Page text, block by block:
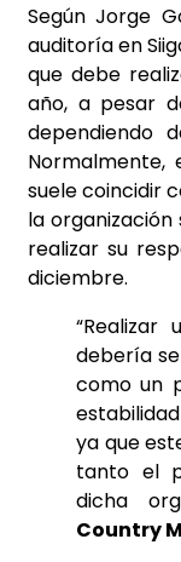
Según Jorge
auditoría en
que debe
año, a pesar
dependiendo
suele coincidir
la
realizar su
diciembre.
debería
como un
ya que
tanto el
dicha
Country